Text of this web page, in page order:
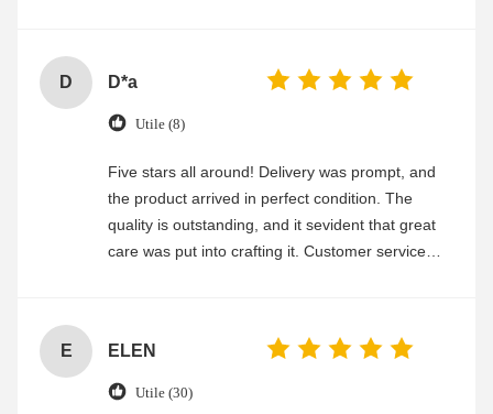
D D*a
Utile (8)
Five stars all around! Delivery was prompt, and
the product arrived in perfect condition. The
quality is outstanding, and it sevident that great
care was put into crafting it. Customer service
E ELEN
Utile (30)